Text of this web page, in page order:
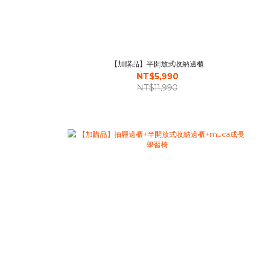
【加購品】半開放式收納邊櫃
NT$5,990
NT$11,990